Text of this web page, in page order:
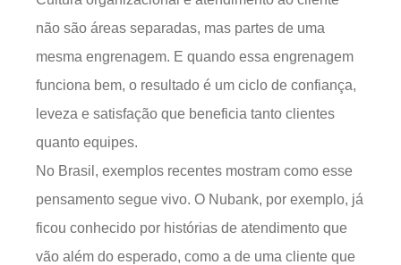
não são áreas separadas, mas partes de uma
mesma engrenagem. E quando essa engrenagem
funciona bem, o resultado é um ciclo de confiança,
leveza e satisfação que beneficia tanto clientes
quanto equipes.
No Brasil, exemplos recentes mostram como esse
pensamento segue vivo. O Nubank, por exemplo, já
ficou conhecido por histórias de atendimento que
vão além do esperado, como a de uma cliente que